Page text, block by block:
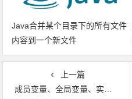
Java合并某个目录下的所有文件
内容到一个新文件
上一篇
成员变量、全局变量、实例变量、类变量、静态变量和局部变量的区别